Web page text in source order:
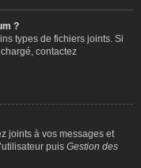
?
types de fichiers joints. Si
contactez
joints à vos messages et
puis Gestion des